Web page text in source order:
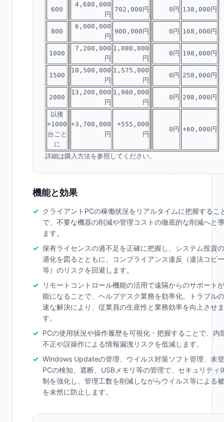
600
4,680,000
円
702,000円 0円 138,000円
800
6,000,000
円
900,000円 0円 168,000円
1000
7,200,000
円
1,080,000
円
0円 198,000円
1500
10,500,000
円
1,575,000
円
0円 258,000円
2000
13,200,000
円
1,980,000
円
0円 298,000円
以後
+1000
台ごと
に
+3,700,000
円
+555,000
円
0円 +60,000円
詳細は購入方法を参照してください。
機能と効果
クライアントPCの稼働状況をリアルタイムに把握するこ
で、不要な機器の削減や管理コストの徹底的な削減へと
ます。
保有ライセンスの過不足を正確に把握し、システム投資
適化を図るとともに、コンプライアンス違反（違法コピー
等）のリスクを回避します。
リモートコントロール機能の活用で遠隔からのサポート
能になることで、ヘルプデスク業務を効率化。トラブル
速な解決により、従業員の生産性と業務効率を向上させま
す。
PCの使用状況や操作履歴を可視化・把握することで、内
不正や誤操作による情報漏洩リスクを低減します。
Windows Updateの管理、ウイルス対策ソフト管理、未
PCの検知、遮断、USBメモリ等の管理で、セキュリティ
制を強化し、管理工数を削減しながらウイルス等による
を未然に防止します。